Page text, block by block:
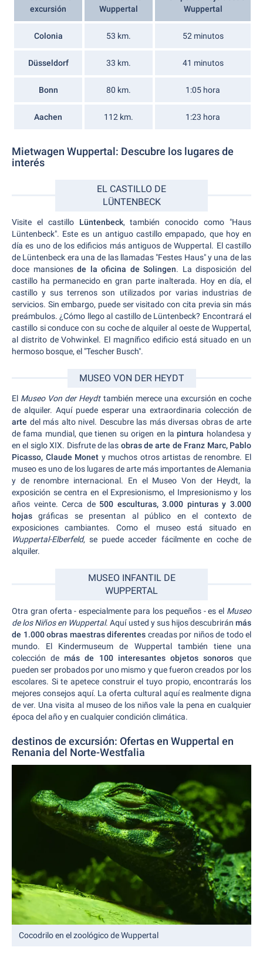
excursión
Wuppertal
Wuppertal
Colonia 53 km. 52 minutos
Düsseldorf 33 km. 41 minutos
Bonn 80 km. 1:05 hora
Aachen 112 km. 1:23 hora
Mietwagen Wuppertal: Descubre los lugares de
interés
EL CASTILLO DE
LÜNTENBECK
Visite el castillo Lüntenbeck, también conocido como "Haus
Lüntenbeck". Este es un antiguo castillo empapado, que hoy en
día es uno de los edificios más antiguos de Wuppertal. El castillo
de Lüntenbeck era una de las llamadas "Festes Haus" y una de las
doce mansionesde la oficina de Solingen. La disposición del
castillo ha permanecido en gran parte inalterada. Hoy en día, el
castillo y sus terrenos son utilizados por varias industrias de
servicios. Sin embargo, puede ser visitado con cita previa sin más
preámbulos. ¿Cómo llego al castillo de Lüntenbeck? Encontrará el
castillo si conduce con su coche de alquiler al oeste de Wuppertal,
al distrito de Vohwinkel. El magnífico edificio está situado en un
hermoso bosque, el "Tescher Busch".
MUSEO VON DER HEYDT
El Museo Von der Heydttambién merece una excursión en coche
de alquiler. Aquí puede esperar una extraordinaria colección de
arte del más alto nivel. Descubre las más diversas obras de arte
de fama mundial, que tienen su origen en lapintura holandesa y
en el siglo XIX. Disfrute de las obras de arte de Franz Marc, Pablo
Picasso, Claude Monet y muchos otros artistas de renombre. El
museo es uno de los lugares de arte más importantes de Alemania
y de renombre internacional. En el Museo Von der Heydt, la
exposición se centra en el Expresionismo, el Impresionismo y los
años veinte. Cerca de 500 esculturas, 3.000 pinturas y 3.000
hojas gráficas se presentan al público en el contexto de
exposiciones cambiantes. Como el museo está situado en
Wuppertal-Elberfeld, se puede acceder fácilmente en coche de
alquiler.
MUSEO INFANTIL DE
WUPPERTAL
Otra gran oferta - especialmente para los pequeños - es el Museo
de los Niños en Wuppertal. Aquí usted y sus hijos descubrirán más
de 1.000 obras maestras diferentes creadas por niños de todo el
mundo. El Kindermuseum de Wuppertal también tiene una
colección demás de 100 interesantes objetos sonorosque
pueden ser probados por uno mismo y que fueron creados por los
escolares. Si te apetece construir el tuyo propio, encontrarás los
mejores consejos aquí. La oferta cultural aquí es realmente digna
de ver. Una visita al museo de los niños vale la pena en cualquier
época del año y en cualquier condición climática.
destinos de excursión: Ofertas en Wuppertal en
Renania del Norte-Westfalia
Cocodrilo en el zoológico de Wuppertal